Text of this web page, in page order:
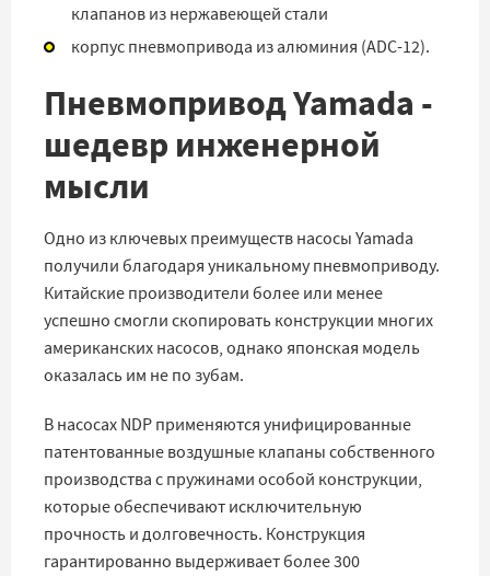
клапанов из нержавеющей стали
корпус пневмопривода из алюминия (ADC-12).
Пневмопривод Yamada -
шедевр инженерной
мысли
Одно из ключевых преимуществ насосы Yamada
получили благодаря уникальному пневмоприводу.
Китайские производители более или менее
успешно смогли скопировать конструкции многих
американских насосов, однако японская модель
оказалась им не по зубам.
В насосах NDP применяются унифицированные
патентованные воздушные клапаны собственного
производства с пружинами особой конструкции,
которые обеспечивают исключительную
прочность и долговечность. Конструкция
гарантированно выдерживает более 300